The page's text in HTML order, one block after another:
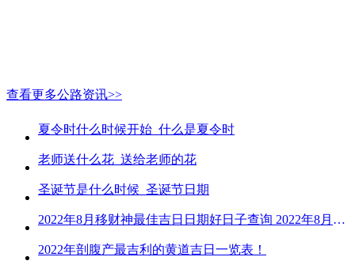
查看更多公路资讯>>
夏令时什么时候开始_什么是夏令时
老师送什么花_送给老师的花
圣诞节是什么时候_圣诞节日期
2022年8月移财神最佳吉日日期好日子查询 2022年8月移财神吉日一览
2022年剖腹产最吉利的黄道吉日一览表！